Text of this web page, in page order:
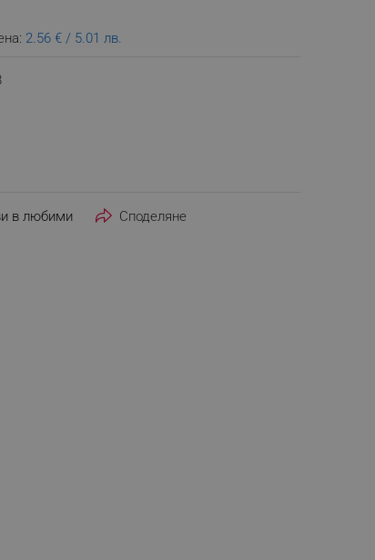
2.56 € / 5.01 лв.
Споделяне